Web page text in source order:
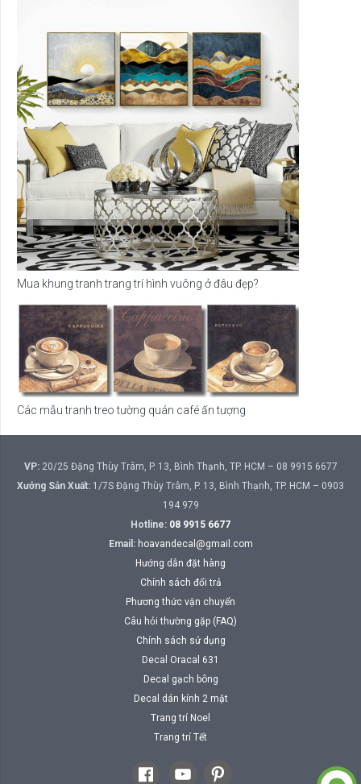
Mua khung tranh trang trí hình vuông ở đâu đẹp?
Các mẫu tranh treo tường quán café ấn tượng
VP:20/25 Đặng Thùy Trâm, P. 13, Bình Thạnh, TP. HCM – 08 9915 6677
Xưởng Sản Xuất: 1/7S Đặng Thùy Trâm, P. 13, Bình Thạnh, TP. HCM – 0903
194 979
Hotline: 08 9915 6677
Email: hoavandecal@gmail.com
Hướng dẫn đặt hàng
Chính sách đổi trả
Phương thức vận chuyển
Câu hỏi thường gặp (FAQ)
Chính sách sử dụng
Decal Oracal 631
Decal gạch bông
Decal dán kính 2 mặt
Trang trí Noel
Trang trí Tết